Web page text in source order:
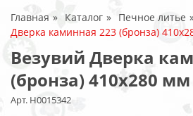
Главная Каталог Печное литье
Дверка каминная 223 (бронза)
Везувий Дверка
(бронза) 410x280 мм
Арт. Н0015342